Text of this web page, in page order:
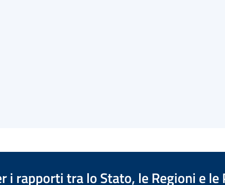
i rapporti tra lo Stato, le Regioni e